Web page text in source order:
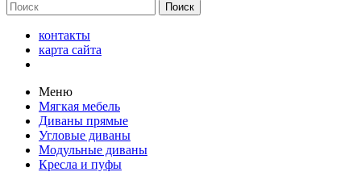
Поиск
контакты
карта сайта
Меню
Мягкая мебель
Диваны прямые
Угловые диваны
Модульные диваны
Кресла и пуфы